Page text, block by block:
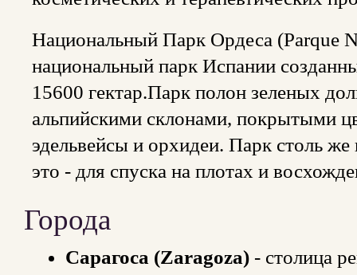
Национальный Парк Ордеса (Parque
национальный парк Испании
15600 гектар.Парк полон зеленых
альпийскими склонами, покрытыми
эдельвейсы и орхидеи. Парк столь
это - для спуска на плотах и
Города
Сарагоса (Zaragoza) - cтолица